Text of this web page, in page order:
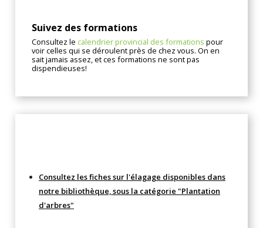
Suivez des formations
Consultez le calendrier provincial des formations pour
voir celles qui se déroulent près de chez vous. On en
sait jamais assez, et ces formations ne sont pas
dispendieuses!
Consultez les fiches sur l'élagage disponibles dans
notre bibliothèque, sous la catégorie "Plantation
d'arbres"